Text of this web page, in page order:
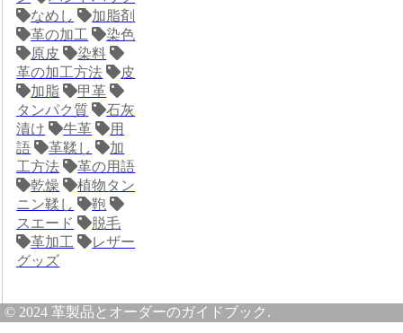
なめし
加脂剤
革の加工
染色
原皮
染料
革の加工方法
皮
加脂
甲革
タンパク質
石灰
漬け
牛革
用
語
革鞣し
加
工方法
革の用語
乾燥
植物タン
ニン鞣し
鞄
スエード
脱毛
革加工
レザー
グッズ
© 2024 革製品とオーダーのガイドブック.